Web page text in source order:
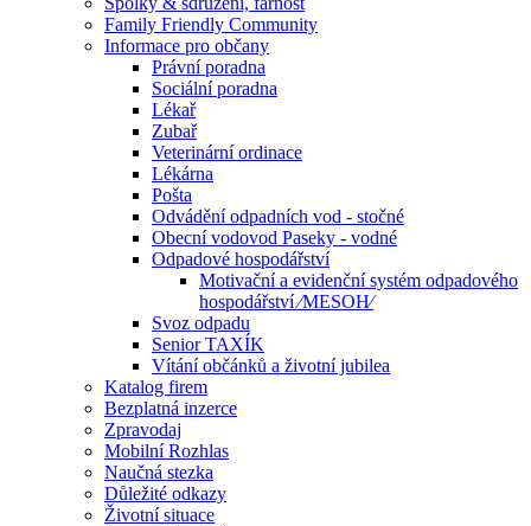
Family Friendly Community
Informace pro občany
Právní poradna
Sociální poradna
Lékař
Zubař
Veterinární ordinace
Lékárna
Pošta
Odvádění odpadních vod - stočné
Obecní vodovod Paseky - vodné
Odpadové hospodářství
Motivační a evidenční systém odpadového
hospodářství ⁄MESOH⁄
Svoz odpadu
Senior TAXÍK
Vítání občánků a životní jubilea
Katalog firem
Bezplatná inzerce
Zpravodaj
Mobilní Rozhlas
Naučná stezka
Důležité odkazy
Životní situace